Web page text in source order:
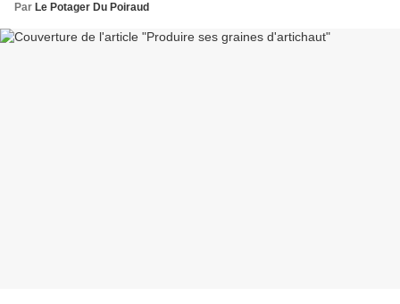
Par Le Potager Du Poiraud